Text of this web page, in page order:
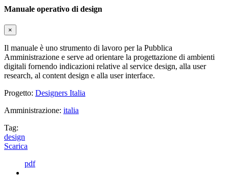
Manuale operativo di design
×
Il manuale è uno strumento di lavoro per la Pubblica
Amministrazione e serve ad orientare la progettazione di ambienti
digitali fornendo indicazioni relative al service design, alla user
research, al content design e alla user interface.
Progetto: Designers Italia
Amministrazione: italia
Tag:
design
Scarica
pdf